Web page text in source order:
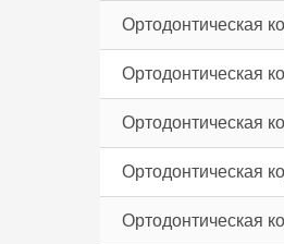
Ортодонтическая
Ортодонтическая
Ортодонтическая
Ортодонтическая
Ортодонтическая